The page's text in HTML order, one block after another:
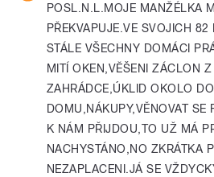
POSL.N.L.MOJE MANŽÉLKA
PŘEKVAPUJE.VE SVOJICH 82
STÁLE VŠECHNY DOMÁCI
MITÍ OKEN,VĚŠENI ZÁCLON
ZAHRÁDCE,ÚKLID OKOLO
DOMU,NÁKUPY,VĚNOVAT SE
K NÁM PŘIJDOU,TO UŽ MÁ
NACHYSTÁNO,NO ZKRÁTKA
NEZAPLACENI.JÁ SE